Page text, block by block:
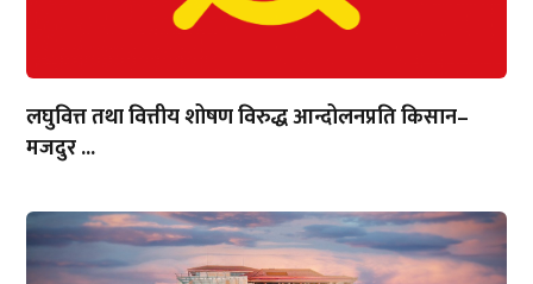
लघुवित्त तथा वित्तीय शोषण विरुद्ध आन्दोलनप्रति किसान–
मजदुर ...